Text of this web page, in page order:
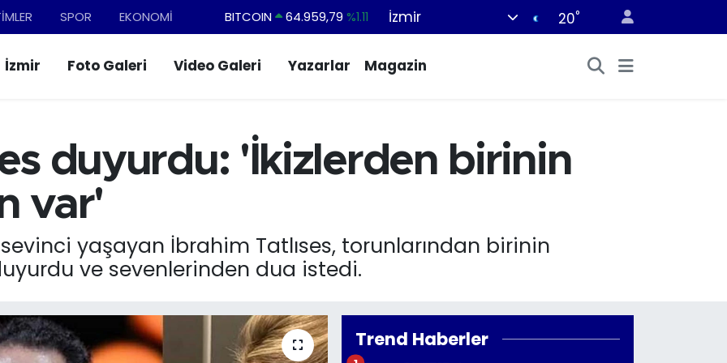
SPOR EKONOMİ BITCOIN 64.959,79 %1.11
EURO
55,2510 %0.32
GRAM ALTIN
BİST100
13.779%-14
İzmir 20°
İzmir Foto Galeri Video Galeri Yazarlar Magazin
duyurdu: 'İkizlerden birinin
var'
yaşayan İbrahim Tatlıses, torunlarından birinin
ve sevenlerinden dua istedi.
Trend Haberler